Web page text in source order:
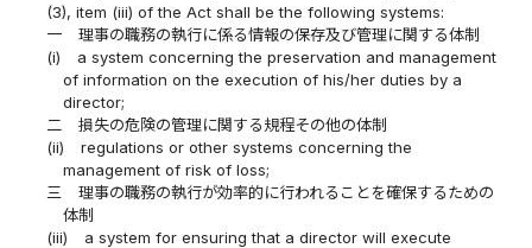
(3), item (iii) of the Act shall be the following systems:
一
理事の職務の執行に係る情報の保存及び管理に関する体制
(i)
a system concerning the preservation and management
of information on the execution of his/her duties by a
director;
二
損失の危険の管理に関する規程その他の体制
(ii)
regulations or other systems concerning the
management of risk of loss;
三
理事の職務の執行が効率的に行われることを確保するための
体制
(iii)
a system for ensuring that a director will execute